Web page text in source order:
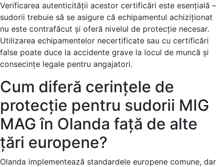
Verificarea autenticității acestor certificări este esențială –
sudorii trebuie să se asigure că echipamentul achiziționat
nu este contrafăcut și oferă nivelul de protecție necesar.
Utilizarea echipamentelor necertificate sau cu certificări
false poate duce la accidente grave la locul de muncă și
consecințe legale pentru angajatori.
Cum diferă cerințele de
protecție pentru sudorii MIG
MAG în Olanda față de alte
țări europene?
Olanda implementează standardele europene comune, dar